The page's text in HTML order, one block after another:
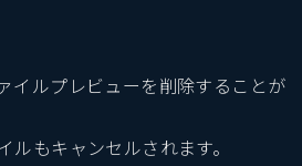
イルプレビューを削除することが
もキャンセルされます。